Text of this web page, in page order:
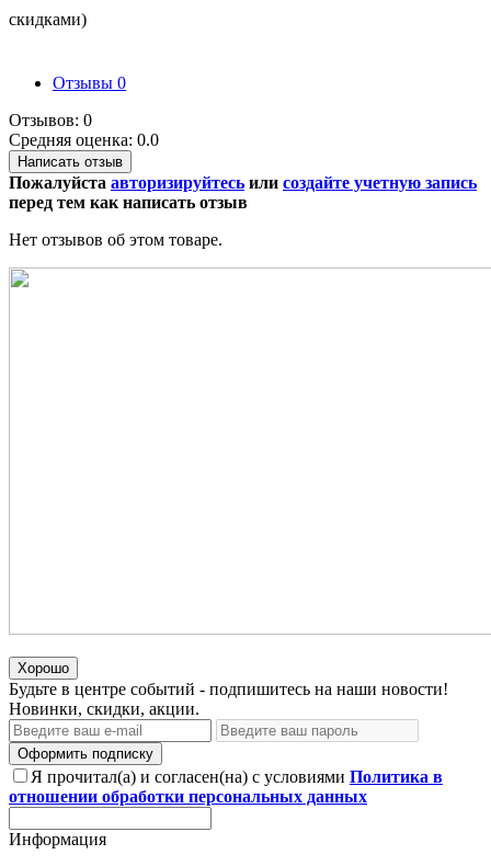
скидками)
Отзывы 0
Отзывов: 0
Средняя оценка: 0.0
Написать отзыв
Пожалуйста авторизируйтесь или создайте учетную запись
перед тем как написать отзыв
Нет отзывов об этом товаре.
Хорошо
Будьте в центре событий - подпишитесь на наши новости!
Новинки, скидки, акции.
Оформить подписку
Я прочитал(а) и согласен(на) с условиями Политика в
отношении обработки персональных данных
Информация